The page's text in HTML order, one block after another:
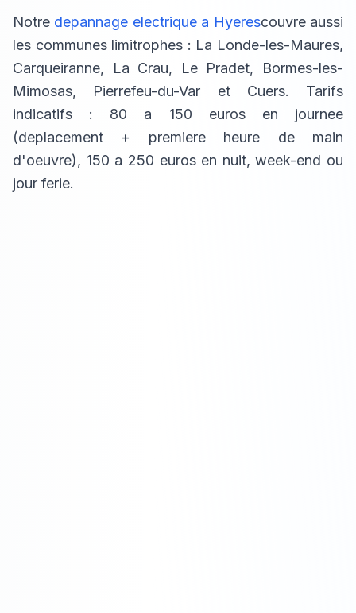
Notre depannage electrique a Hyerescouvre aussi
les communes limitrophes : La Londe-les-Maures,
Carqueiranne, La Crau, Le Pradet, Bormes-les-
Mimosas, Pierrefeu-du-Var et Cuers. Tarifs
indicatifs : 80 a 150 euros en journee
(deplacement + premiere heure de main
d'oeuvre), 150 a 250 euros en nuit, week-end ou
jour ferie.